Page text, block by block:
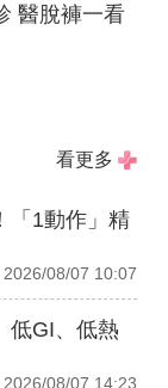
醫脫褲一看
看更多
「1動作」精
2026/08/07 10:07
GI、低熱
2026/08/07 14:23